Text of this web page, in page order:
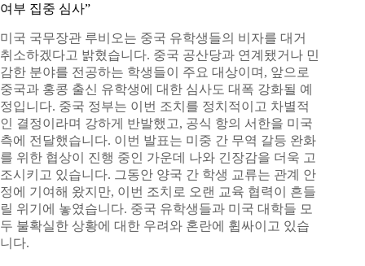
여부 집중 심사”
미국 국무장관 루비오는 중국 유학생들의 비자를 대거
취소하겠다고 밝혔습니다. 중국 공산당과 연계됐거나 민
감한 분야를 전공하는 학생들이 주요 대상이며, 앞으로
중국과 홍콩 출신 유학생에 대한 심사도 대폭 강화될 예
정입니다. 중국 정부는 이번 조치를 정치적이고 차별적
인 결정이라며 강하게 반발했고, 공식 항의 서한을 미국
측에 전달했습니다. 이번 발표는 미중 간 무역 갈등 완화
를 위한 협상이 진행 중인 가운데 나와 긴장감을 더욱 고
조시키고 있습니다. 그동안 양국 간 학생 교류는 관계 안
정에 기여해 왔지만, 이번 조치로 오랜 교육 협력이 흔들
릴 위기에 놓였습니다. 중국 유학생들과 미국 대학들 모
두 불확실한 상황에 대한 우려와 혼란에 휩싸이고 있습
니다.